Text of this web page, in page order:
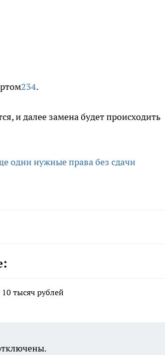
234.
и далее замена будет происходить
одни нужные права без сдачи
тысяч рублей